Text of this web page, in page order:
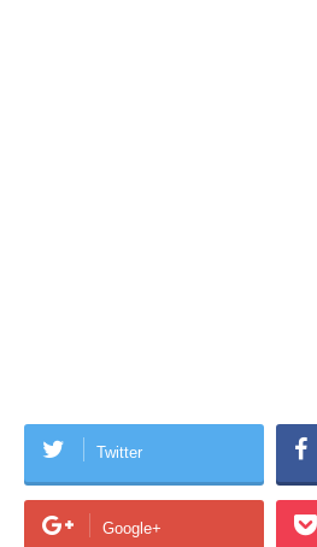
Twitter
Google+